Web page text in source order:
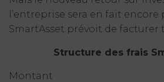
l’entreprise sera en fait encore
SmartAsset prévoit de facturer
Structure des frais
Montant